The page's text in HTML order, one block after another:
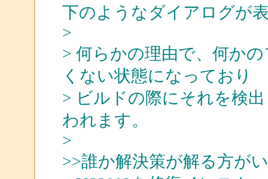
下のようなダイアログが
>
> 何らかの理由で、何か
くない状態になっており
> ビルドの際にそれを検
われます。
>
>>誰か解決策が解る方が